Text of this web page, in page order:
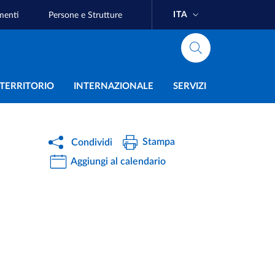
Persone e Strutture ITA
INTERNAZIONALE SERVIZI
Condividi
Stampa
Aggiungi al calendario